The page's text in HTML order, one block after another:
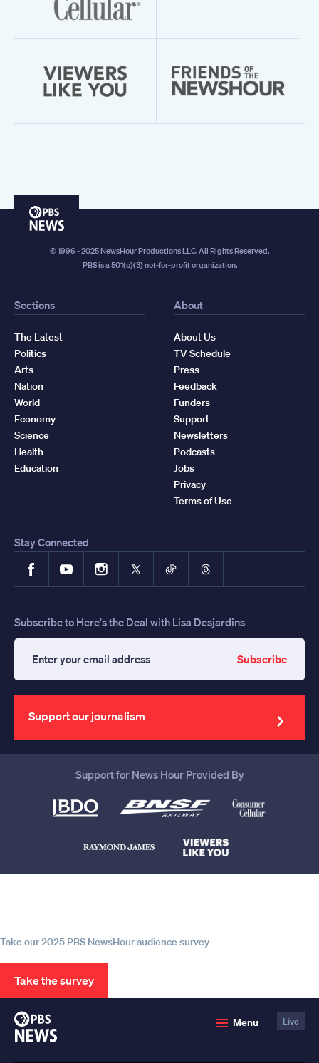
PBS
© 1996 - 2025 NewsHour Productions LLC. All Rights Reserved.
PBS is a 501(c)(3) not-for-profit organization.
Sections
The Latest
Politics
Arts
Nation
World
Economy
Science
Health
Education
About
About Us
TV Schedule
Press
Feedback
Funders
Support
Newsletters
Podcasts
Jobs
Privacy
Terms of Use
Stay Connected
FacebookYouTubeInstagram
X TikTokThreads
Subscribe to Here's the Deal with Lisa Desjardins
your
email
address
Subscribe
Support our journalism
Support for News Hour Provided By
Take our 2025 PBS NewsHour audience survey
Take the survey
Menu Live